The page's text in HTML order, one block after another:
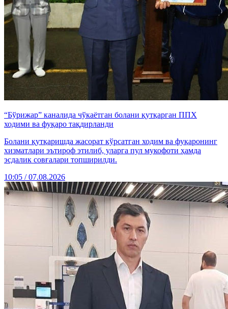
“Бўрижар” каналида чўкаётган болани қутқарган ППХ
ходими ва фуқаро тақдирланди
Болани қутқаришда жасорат кўрсатган ходим ва фуқаронинг
хизматлари эътироф этилиб, уларга пул мукофоти ҳамда
эсдалик совғалари топширилди.
10:05 / 07.08.2026